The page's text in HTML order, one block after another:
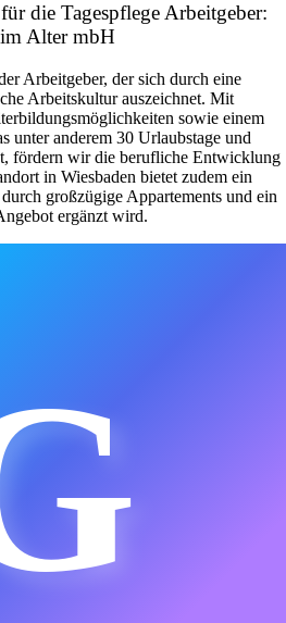
die Tagespflege Arbeitgeber:
Alter mbH
Arbeitgeber, der sich durch eine
Arbeitskultur auszeichnet. Mit
sowie einem
unter anderem 30 Urlaubstage und
fördern wir die berufliche Entwicklung
in Wiesbaden bietet zudem ein
großzügige Appartements und ein
ergänzt wird.